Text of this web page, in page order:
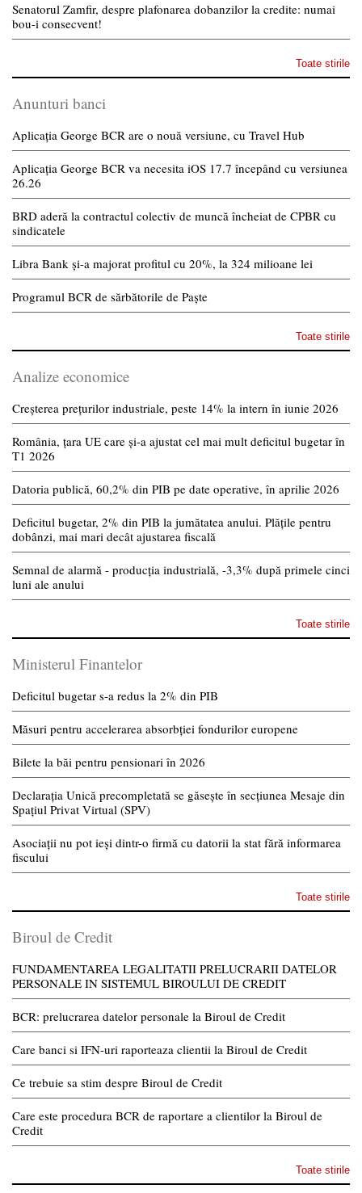
Senatorul Zamfir, despre plafonarea dobanzilor la credite: numai
bou-i consecvent!
Toate stirile
Anunturi banci
Aplicația George BCR are o nouă versiune, cu Travel Hub
Aplicația George BCR va necesita iOS 17.7 începând cu versiunea
26.26
BRD aderă la contractul colectiv de muncă încheiat de CPBR cu
sindicatele
Libra Bank și-a majorat profitul cu 20%, la 324 milioane lei
Programul BCR de sărbătorile de Paște
Toate stirile
Analize economice
Creșterea prețurilor industriale, peste 14% la intern în iunie 2026
România, țara UE care și-a ajustat cel mai mult deficitul bugetar în
T1 2026
Datoria publică, 60,2% din PIB pe date operative, în aprilie 2026
Deficitul bugetar, 2% din PIB la jumătatea anului. Plățile pentru
dobânzi, mai mari decât ajustarea fiscală
Semnal de alarmă - producția industrială, -3,3% după primele cinci
luni ale anului
Toate stirile
Ministerul Finantelor
Deficitul bugetar s-a redus la 2% din PIB
Măsuri pentru accelerarea absorbției fondurilor europene
Bilete la băi pentru pensionari în 2026
Declarația Unică precompletată se găsește în secțiunea Mesaje din
Spațiul Privat Virtual (SPV)
Asociații nu pot ieși dintr-o firmă cu datorii la stat fără informarea
fiscului
Toate stirile
Biroul de Credit
FUNDAMENTAREA LEGALITATII PRELUCRARII DATELOR
PERSONALE IN SISTEMUL BIROULUI DE CREDIT
BCR: prelucrarea datelor personale la Biroul de Credit
Care banci si IFN-uri raporteaza clientii la Biroul de Credit
Ce trebuie sa stim despre Biroul de Credit
Care este procedura BCR de raportare a clientilor la Biroul de
Credit
Toate stirile